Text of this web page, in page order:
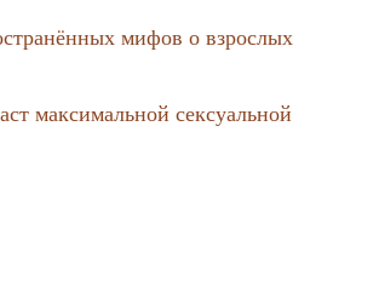
мифов о взрослых
максимальной сексуальной